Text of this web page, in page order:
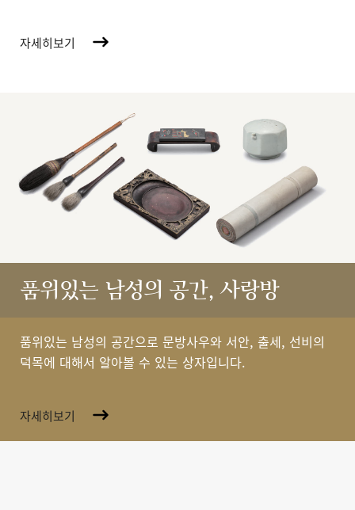
자세히보기
품위있는 남성의 공간, 사랑방
품위있는 남성의 공간으로 문방사우와 서안, 출세, 선비의
덕목에 대해서 알아볼 수 있는 상자입니다.
자세히보기